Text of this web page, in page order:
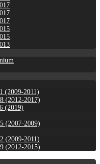
(2009-2011)
(2012-2017)
(2019)
(2007-2009)
(2009-2011)
(2012-2015)